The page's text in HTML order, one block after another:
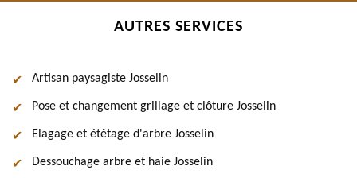
AUTRES SERVICES
Artisan paysagiste Josselin
Pose et changement grillage et clôture Josselin
Elagage et étêtage d'arbre Josselin
Dessouchage arbre et haie Josselin